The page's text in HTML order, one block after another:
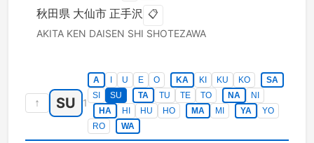
秋田県 大仙市 正手沢 📋
AKITA KEN DAISEN SHI SHOTEZAWA
↑ SU 1
A U E O KA KI KU KO
SA
SI
SU TA TU TE TO NA
NI
HA
HI HU HO MA MI YA
YO
RO
WA